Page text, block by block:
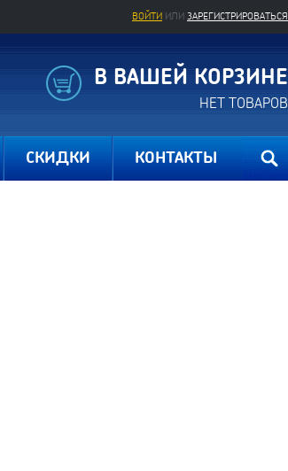
ВОЙТИ ИЛИ ЗАРЕГИСТРИРОВАТЬСЯ
В ВАШЕЙ КОРЗИНЕ
НЕТ ТОВАРОВ
СКИДКИ КОНТАКТЫ